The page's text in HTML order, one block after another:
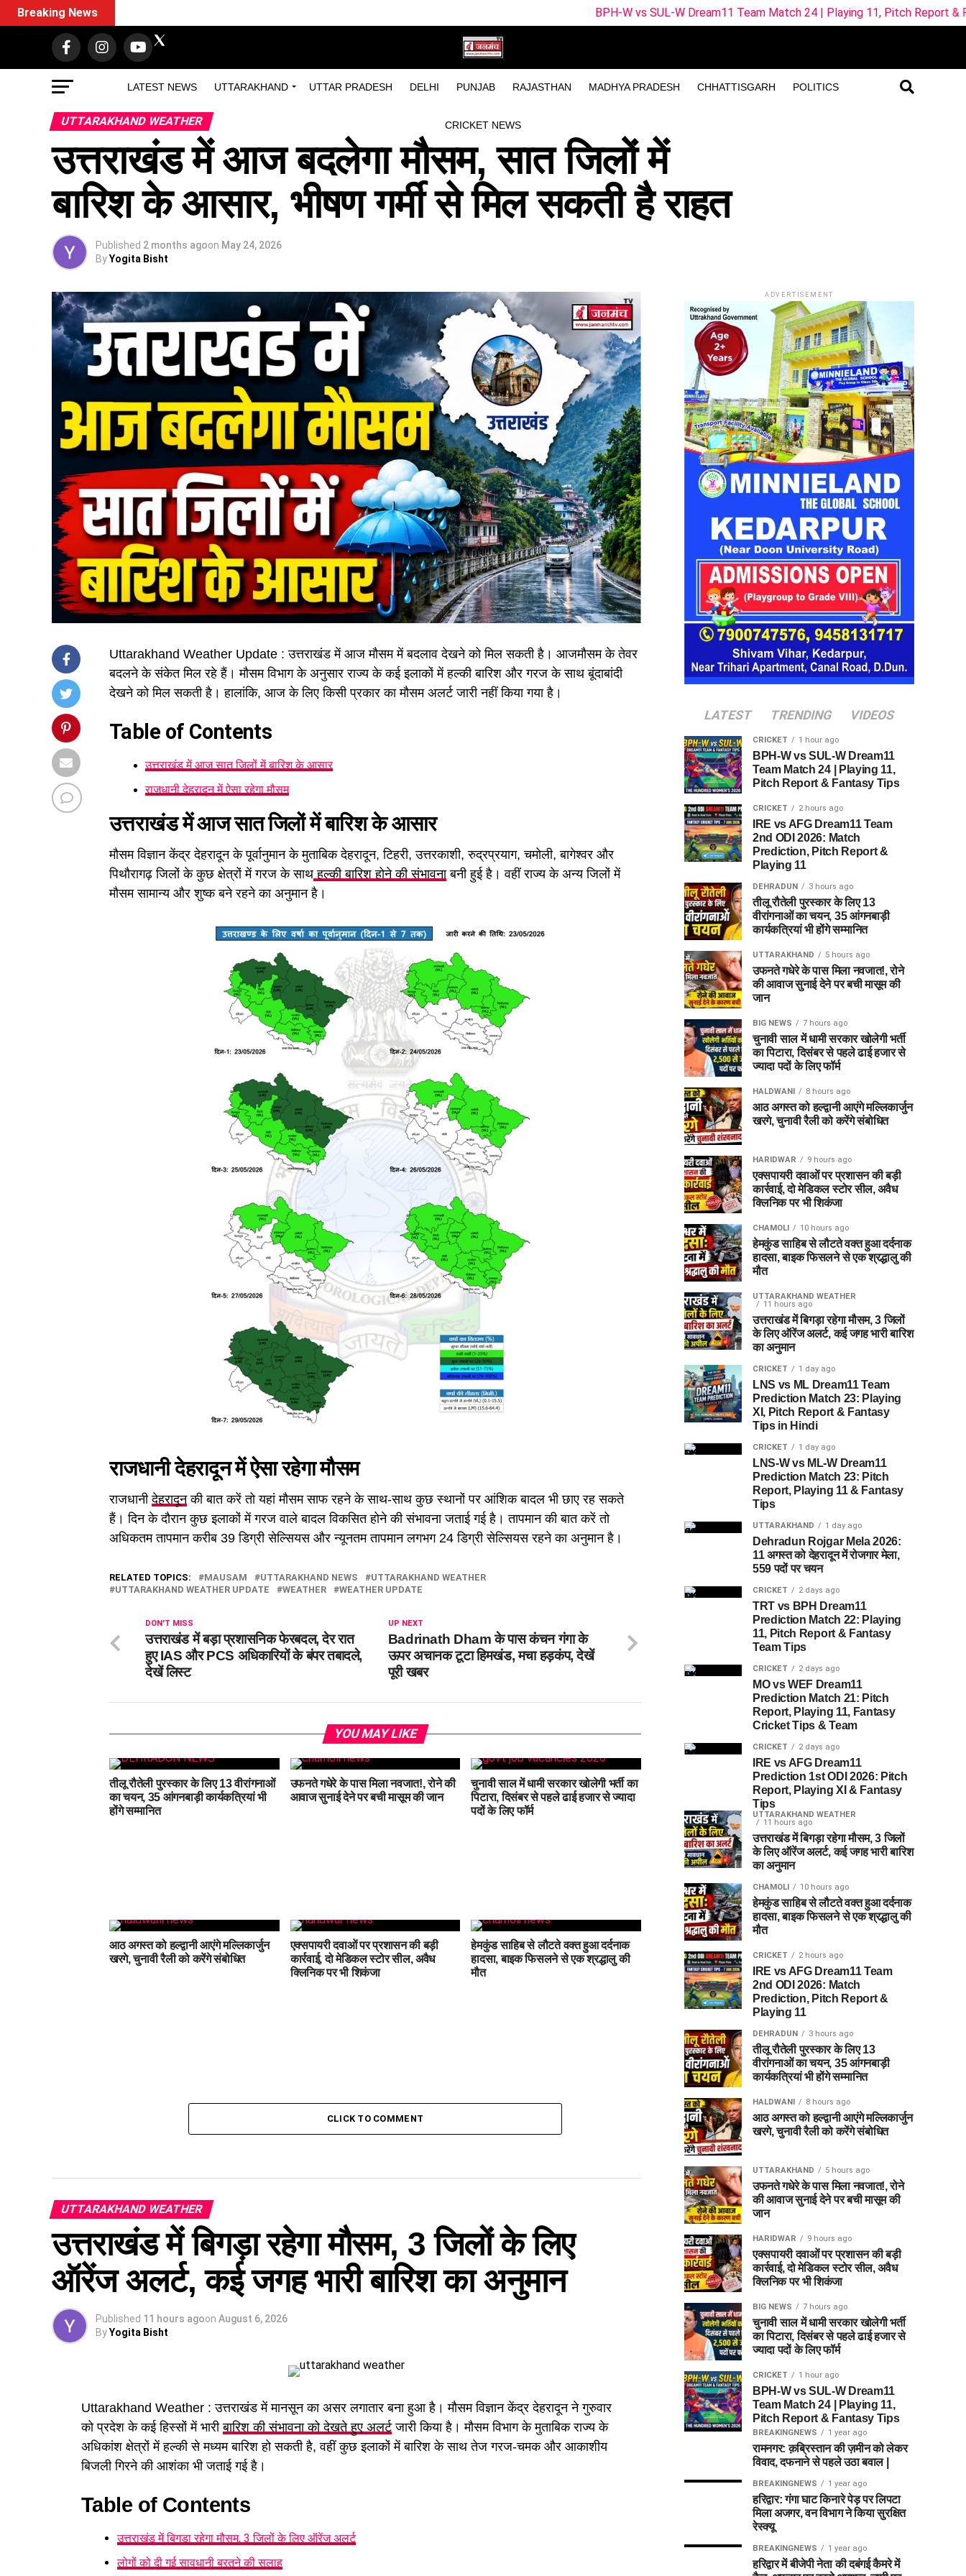
LATEST NEWS UTTARAKHAND UTTAR PRADESH DELHI PUNJAB RAJASTHAN MADHYA PRADESH CHHATTISGARH POLITICS
CRICKET NEWS
Breaking News BPH-W vs SUL-W Dream11 Team Match 24 | Playing 11, Pitch Report & Fantasy Tips
UTTARAKHAND WEATHER
उत्तराखंड में आज बदलेगा मौसम, सात जिलों में
बारिश के आसार, भीषण गर्मी से मिल सकती है राहत
Published 2 months agoon May 24, 2026
ByYogita Bisht
Uttarakhand Weather Update : उत्तराखंड में आज मौसम में बदलाव देखने को मिल सकती है। आजमौसम के तेवर
बदलने के संकेत मिल रहे हैं। मौसम विभाग के अनुसार राज्य के कई इलाकों में हल्की बारिश और गरज के साथ बूंदाबांदी
देखने को मिल सकती है। हालांकि, आज के लिए किसी प्रकार का मौसम अलर्ट जारी नहीं किया गया है।
Table of Contents
उत्तराखंड में आज सात जिलों में बारिश के आसार
राजधानी देहरादून में ऐसा रहेगा मौसम
उत्तराखंड में आज सात जिलों में बारिश के आसार
मौसम विज्ञान केंद्र देहरादून के पूर्वानुमान के मुताबिक देहरादून, टिहरी, उत्तरकाशी, रुद्रप्रयाग, चमोली, बागेश्वर और
पिथौरागढ़ जिलों के कुछ क्षेत्रों में गरज के साथ हल्की बारिश होने की संभावनाबनी हुई है। वहीं राज्य के अन्य जिलों में
मौसम सामान्य और शुष्क बने रहने का अनुमान है।
राजधानी देहरादून में ऐसा रहेगा मौसम
राजधानीदेहरादूनकी बात करें तो यहां मौसम साफ रहने के साथ-साथ कुछ स्थानों पर आंशिक बादल भी छाए रह सकते
हैं। दिन के दौरान कुछ इलाकों में गरज वाले बादल विकसित होने की संभावना जताई गई है। तापमान की बात करें तो
अधिकतम तापमान करीब 39 डिग्री सेल्सियस और न्यूनतम तापमान लगभग 24 डिग्री सेल्सियस रहने का अनुमान है।
RELATED TOPICS: MAUSAM UTTARAKHAND NEWS
UTTARAKHAND WEATHER
UTTARAKHAND WEATHER UPDATE
WEATHER WEATHER UPDATE
UP NEXT
Badrinath Dham के पास कंचन गंगा के
ऊपर अचानक टूटा हिमखंड, मचा हड़कंप, देखें
पूरी खबर
DON'T MISS
उत्तराखंड में बड़ा प्रशासनिक फेरबदल, देर रात
हुए IAS और PCS अधिकारियों के बंपर तबादले,
देखें लिस्ट
YOU MAY LIKE
तीलू रौतेली पुरस्कार के लिए 13 वीरांगनाओं
का चयन, 35 आंगनबाड़ी कार्यकत्रियां भी
होंगे सम्मानित
उफनते गधेरे के पास मिला नवजात!, रोने की
आवाज सुनाई देने पर बची मासूम की जान
चुनावी साल में धामी सरकार खोलेगी भर्ती का
पिटारा, दिसंबर से पहले ढाई हजार से ज्यादा
पदों के लिए फॉर्म
आठ अगस्त को हल्द्वानी आएंगे मल्लिकार्जुन
खरगे, चुनावी रैली को करेंगे संबोधित
एक्सपायरी दवाओं पर प्रशासन की बड़ी
कार्रवाई, दो मेडिकल स्टोर सील, अवैध
क्लिनिक पर भी शिकंजा
हेमकुंड साहिब से लौटते वक्त हुआ दर्दनाक
हादसा, बाइक फिसलने से एक श्रद्धालु की
मौत
CLICK TO COMMENT
UTTARAKHAND WEATHER
उत्तराखंड में बिगड़ा रहेगा मौसम, 3 जिलों के लिए
ऑरेंज अलर्ट, कई जगह भारी बारिश का अनुमान
Published 11 hours agoon August 6, 2026
ByYogita Bisht
Uttarakhand Weather : उत्तराखंड में मानसून का असर लगातार बना हुआ है। मौसम विज्ञान केंद्र देहरादून ने गुरुवार
को प्रदेश के कई हिस्सों में भारीबारिश की संभावना को देखते हुए अलर्टजारी किया है। मौसम विभाग के मुताबिक राज्य के
अधिकांश क्षेत्रों में हल्की से मध्यम बारिश हो सकती है, वहीं कुछ इलाकों में बारिश के साथ तेज गरज-चमक और आकाशीय
बिजली गिरने की आशंका भी जताई गई है।
Table of Contents
उत्तराखंड में बिगड़ा रहेगा मौसम, 3 जिलों के लिए ऑरेंज अलर्ट
लोगों को दी गई सावधानी बरतने की सलाह
ADVERTISEMENT
LATEST TRENDING VIDEOS
CRICKET 1 hour ago
BPH-W vs SUL-W Dream11
Team Match 24 | Playing 11,
Pitch Report & Fantasy Tips
CRICKET 2 hours ago
IRE vs AFG Dream11 Team
2nd ODI 2026: Match
Prediction, Pitch Report &
Playing 11
DEHRADUN 3 hours ago
तीलू रौतेली पुरस्कार के लिए 13
वीरांगनाओं का चयन, 35 आंगनबाड़ी
कार्यकत्रियां भी होंगे सम्मानित
UTTARAKHAND 5 hours ago
उफनते गधेरे के पास मिला नवजात!, रोने
की आवाज सुनाई देने पर बची मासूम की
जान
BIG NEWS 7 hours ago
चुनावी साल में धामी सरकार खोलेगी भर्ती
का पिटारा, दिसंबर से पहले ढाई हजार से
ज्यादा पदों के लिए फॉर्म
HALDWANI 8 hours ago
आठ अगस्त को हल्द्वानी आएंगे मल्लिकार्जुन
खरगे, चुनावी रैली को करेंगे संबोधित
HARIDWAR 9 hours ago
एक्सपायरी दवाओं पर प्रशासन की बड़ी
कार्रवाई, दो मेडिकल स्टोर सील, अवैध
क्लिनिक पर भी शिकंजा
CHAMOLI 10 hours ago
हेमकुंड साहिब से लौटते वक्त हुआ दर्दनाक
हादसा, बाइक फिसलने से एक श्रद्धालु की
मौत
UTTARAKHAND WEATHER
11 hours ago
उत्तराखंड में बिगड़ा रहेगा मौसम, 3 जिलों
के लिए ऑरेंज अलर्ट, कई जगह भारी बारिश
का अनुमान
CRICKET 1 day ago
LNS vs ML Dream11 Team
Prediction Match 23: Playing
XI, Pitch Report & Fantasy
Tips in Hindi
CRICKET 1 day ago
LNS-W vs ML-W Dream11
Prediction Match 23: Pitch
Report, Playing 11 & Fantasy
Tips
UTTARAKHAND 1 day ago
Dehradun Rojgar Mela 2026:
11 अगस्त को देहरादून में रोजगार मेला,
559 पदों पर चयन
CRICKET 2 days ago
TRT vs BPH Dream11
Prediction Match 22: Playing
11, Pitch Report & Fantasy
Team Tips
CRICKET 2 days ago
MO vs WEF Dream11
Prediction Match 21: Pitch
Report, Playing 11, Fantasy
Cricket Tips & Team
CRICKET 2 days ago
IRE vs AFG Dream11
Prediction 1st ODI 2026: Pitch
Report, Playing XI & Fantasy
Tips
UTTARAKHAND WEATHER
11 hours ago
उत्तराखंड में बिगड़ा रहेगा मौसम, 3 जिलों
के लिए ऑरेंज अलर्ट, कई जगह भारी बारिश
का अनुमान
CHAMOLI 10 hours ago
हेमकुंड साहिब से लौटते वक्त हुआ दर्दनाक
हादसा, बाइक फिसलने से एक श्रद्धालु की
मौत
CRICKET 2 hours ago
IRE vs AFG Dream11 Team
2nd ODI 2026: Match
Prediction, Pitch Report &
Playing 11
DEHRADUN 3 hours ago
तीलू रौतेली पुरस्कार के लिए 13
वीरांगनाओं का चयन, 35 आंगनबाड़ी
कार्यकत्रियां भी होंगे सम्मानित
HALDWANI 8 hours ago
आठ अगस्त को हल्द्वानी आएंगे मल्लिकार्जुन
खरगे, चुनावी रैली को करेंगे संबोधित
UTTARAKHAND 5 hours ago
उफनते गधेरे के पास मिला नवजात!, रोने
की आवाज सुनाई देने पर बची मासूम की
जान
HARIDWAR 9 hours ago
एक्सपायरी दवाओं पर प्रशासन की बड़ी
कार्रवाई, दो मेडिकल स्टोर सील, अवैध
क्लिनिक पर भी शिकंजा
BIG NEWS 7 hours ago
चुनावी साल में धामी सरकार खोलेगी भर्ती
का पिटारा, दिसंबर से पहले ढाई हजार से
ज्यादा पदों के लिए फॉर्म
CRICKET 1 hour ago
BPH-W vs SUL-W Dream11
Team Match 24 | Playing 11,
Pitch Report & Fantasy Tips
BREAKINGNEWS 1 year ago
रामनगर: क़ब्रिस्तान की ज़मीन को लेकर
विवाद, दफनाने से पहले उठा बवाल |
BREAKINGNEWS 1 year ago
हरिद्वार: गंगा घाट किनारे पेड़ पर लिपटा
मिला अजगर, वन विभाग ने किया सुरक्षित
रेस्क्यू
BREAKINGNEWS 1 year ago
हरिद्वार में बीजेपी नेता की दबंगई कैमरे में